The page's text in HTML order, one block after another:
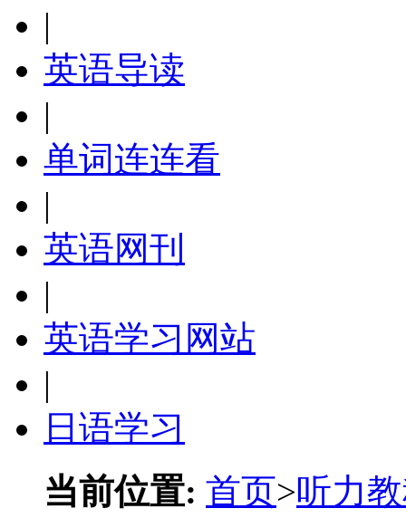
|
英语导读
|
单词连连看
|
英语网刊
|
英语学习网站
|
日语学习
当前位置: 首页>听力